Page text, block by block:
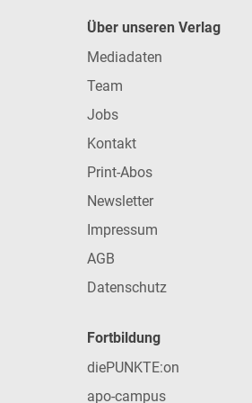
Über unseren Verlag
Mediadaten
Team
Jobs
Kontakt
Print-Abos
Newsletter
Impressum
AGB
Datenschutz
Fortbildung
diePUNKTE:on
apo-campus